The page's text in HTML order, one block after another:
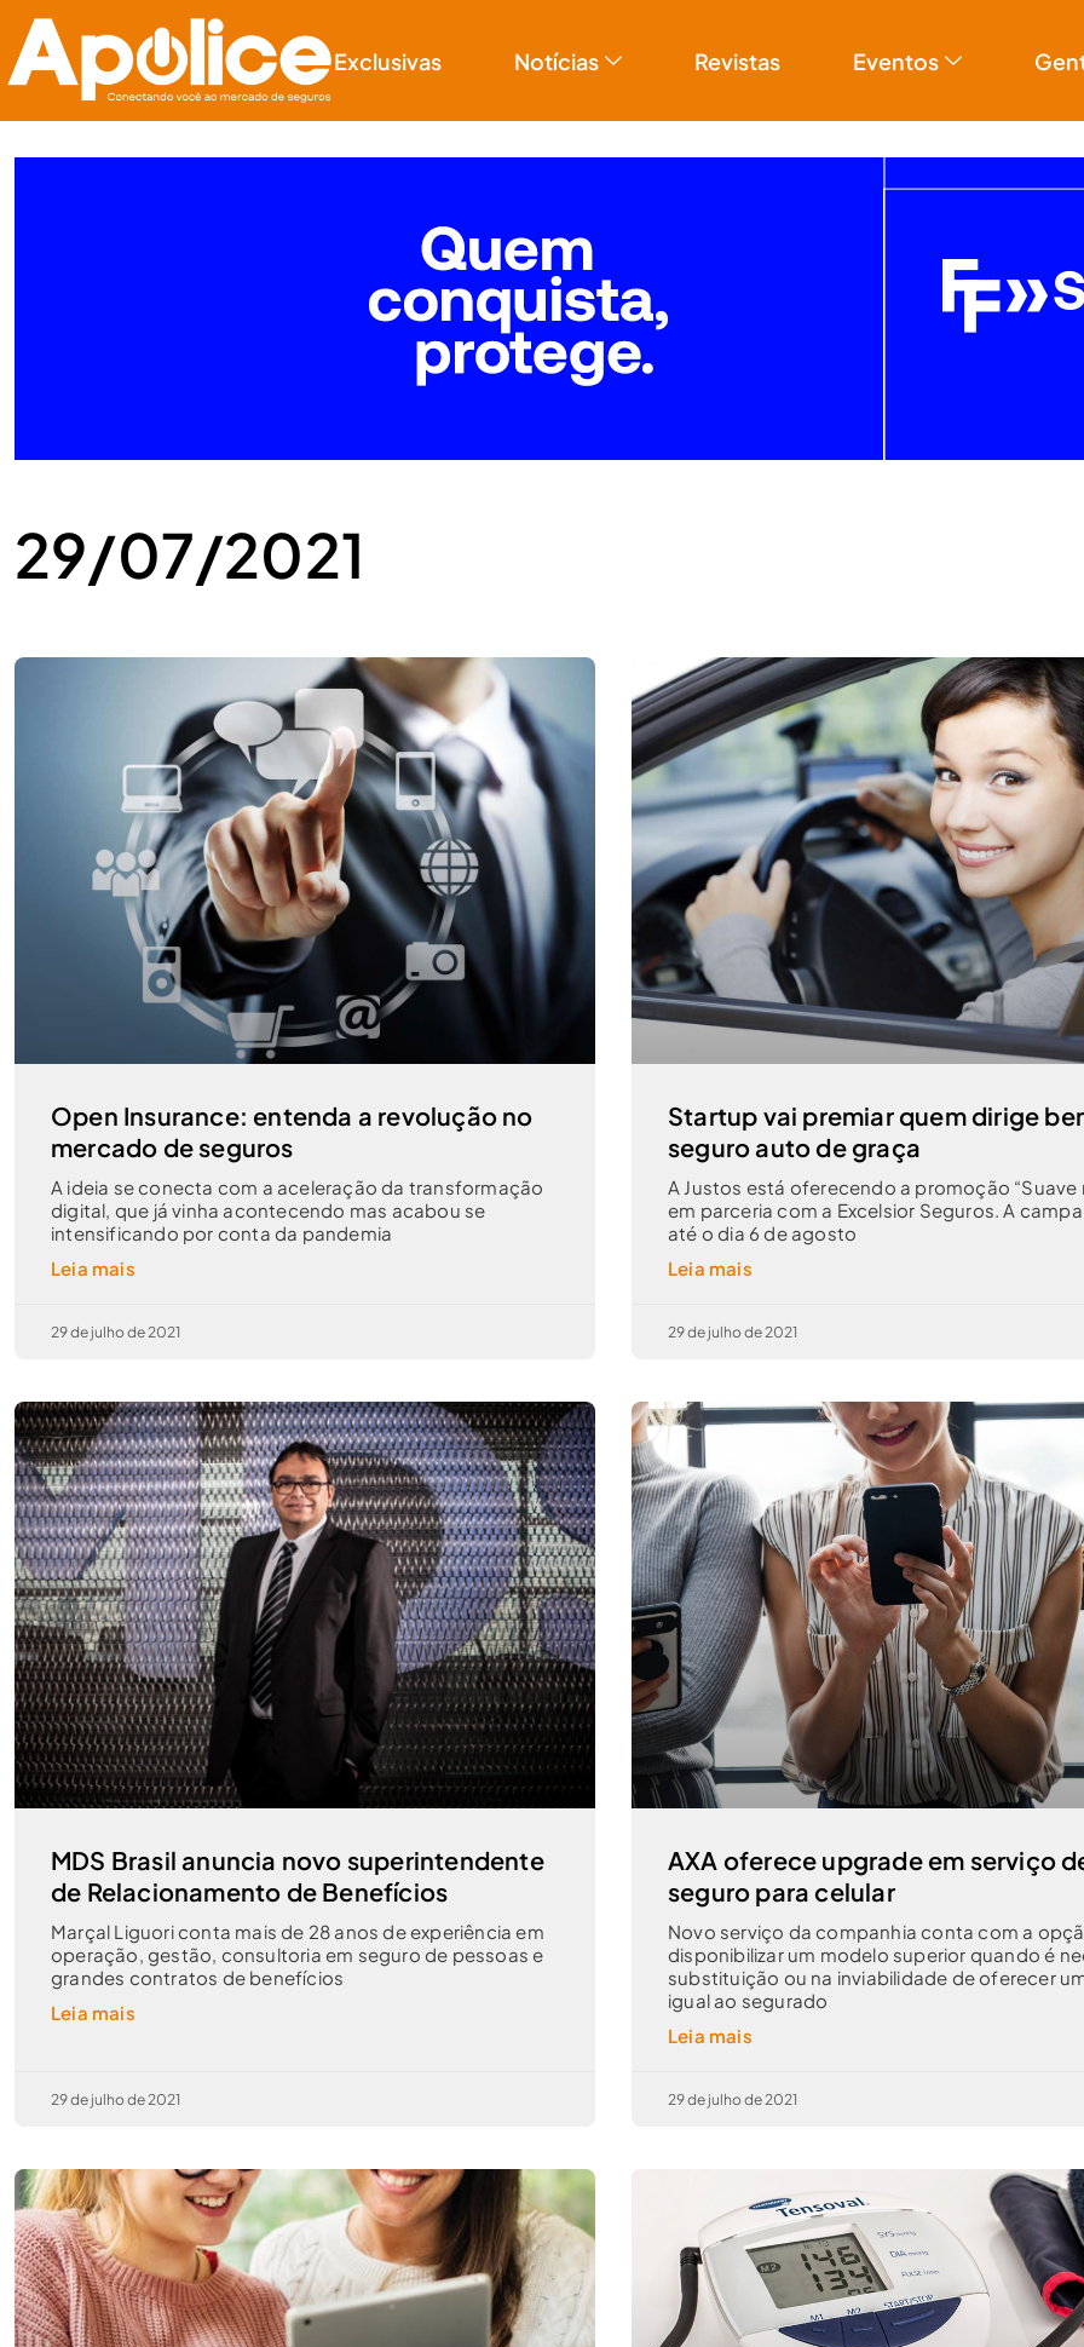
Exclusivas Notícias Revistas Eventos
29/07/2021
Open Insurance: entenda a revolução no
mercado de seguros
A ideia se conecta com a aceleração da transformação
digital, que já vinha acontecendo mas acabou se
intensificando por conta da pandemia
Leia mais
29 de julho de 2021
Startup vai premiar quem dirige
seguro auto de graça
A Justos está oferecendo a promoção “Suave
em parceria com a Excelsior Seguros. A
até o dia 6 de agosto
Leia mais
29 de julho de 2021
MDS Brasil anuncia novo superintendente
de Relacionamento de Benefícios
Marçal Liguori conta mais de 28 anos de experiência em
operação, gestão, consultoria em seguro de pessoas e
grandes contratos de benefícios
Leia mais
29 de julho de 2021
AXA oferece upgrade em serviço
seguro para celular
Novo serviço da companhia conta com a
disponibilizar um modelo superior quando é
substituição ou na inviabilidade de oferecer
igual ao segurado
Leia mais
29 de julho de 2021